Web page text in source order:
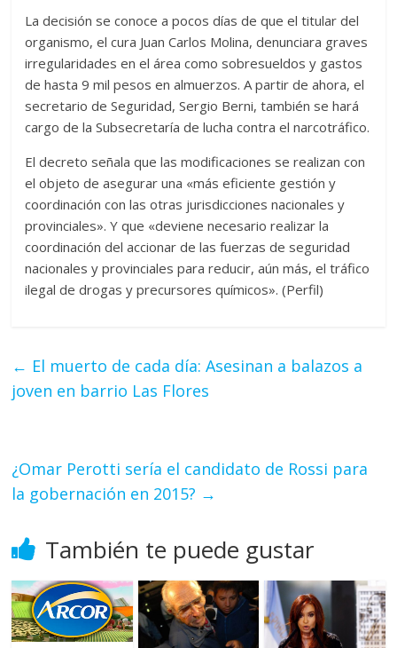
La decisión se conoce a pocos días de que el titular del
organismo, el cura Juan Carlos Molina, denunciara graves
irregularidades en el área como sobresueldos y gastos
de hasta 9 mil pesos en almuerzos. A partir de ahora, el
secretario de Seguridad, Sergio Berni, también se hará
cargo de la Subsecretaría de lucha contra el narcotráfico.
El decreto señala que las modificaciones se realizan con
el objeto de asegurar una «más eficiente gestión y
coordinación con las otras jurisdicciones nacionales y
provinciales». Y que «deviene necesario realizar la
coordinación del accionar de las fuerzas de seguridad
nacionales y provinciales para reducir, aún más, el tráfico
ilegal de drogas y precursores químicos». (Perfil)
← El muerto de cada día: Asesinan a balazos a
joven en barrio Las Flores
¿Omar Perotti sería el candidato de Rossi para
la gobernación en 2015? →
También te puede gustar